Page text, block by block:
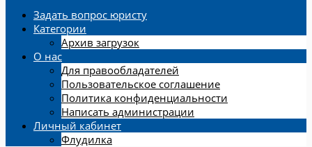
Задать вопрос юристу
Категории
Архив загрузок
О нас
Для правообладателей
Пользовательское соглашение
Политика конфиденциальности
Написать администрации
Личный кабинет
Флудилка